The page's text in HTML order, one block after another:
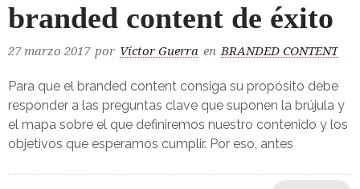
branded content de éxito
27 marzo 2017 por Víctor Guerra en BRANDED CONTENT
Para que el branded content consiga su propósito debe
responder a las preguntas clave que suponen la brújula y
el mapa sobre el que definiremos nuestro contenido y los
objetivos que esperamos cumplir. Por eso, antes